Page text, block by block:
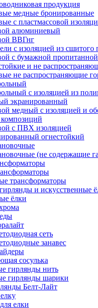
продукция
медные бронированные
с пластмассовой
алюминиевый
ВВГнг
с изоляцией из сшитого
с бумажной
и не
не распространяющие
с изоляцией из
экранированный
медный с изоляцией и
с ПВХ изоляцией
огнестойкий
(не содержащие
трансформаторы
и искусственные
ёлки
сеть
занавес
сосулька
гирлянды нить
гирлянды шарики
Белт-Лайт
елки